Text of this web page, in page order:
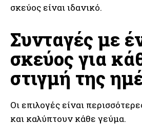
σκεύος είναι ιδανικό.
Συνταγές με
σκεύος για
στιγμή της
Οι επιλογές είναι
και καλύπτουν κάθε γεύμα.